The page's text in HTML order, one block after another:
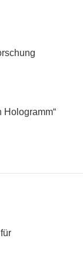
Hologramm“